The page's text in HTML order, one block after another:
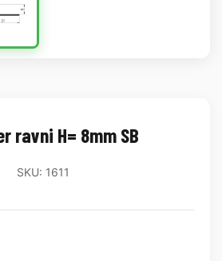
ravni H= 8mm SB
SKU: 1611